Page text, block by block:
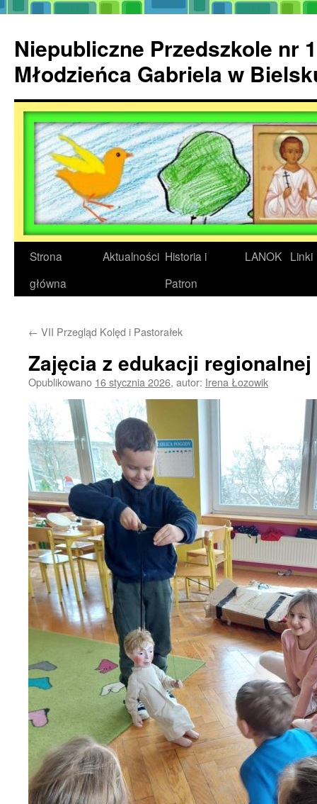
treści
Niepubliczne Przedszkole nr
Młodzieńca Gabriela w
Strona
główna
Aktualności Historia i
Patron
LANOK Linki
← VII Przegląd Kolęd i Pastorałek
Zajęcia z edukacji regionalnej
Opublikowano 16 stycznia 2026, autor: Irena Łozowik